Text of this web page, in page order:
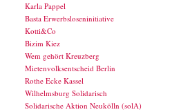
Karla Pappel
Basta Erwerbsloseninitiative
Kotti&Co
Bizim Kiez
Wem gehört Kreuzberg
Mietenvolksentscheid Berlin
Rothe Ecke Kassel
Wilhelmsburg Solidarisch
Solidarische Aktion Neukölln (solA)